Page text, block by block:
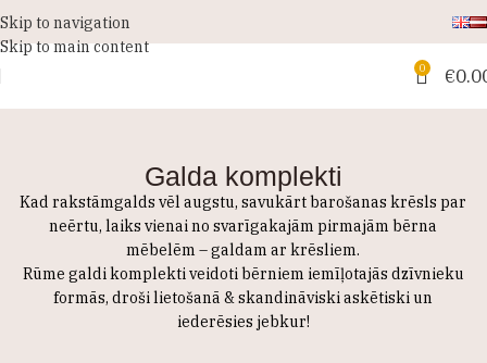
Skip to navigation
Skip to main content
0 €
Galda komplekti
Kad rakstāmgalds vēl augstu, savukārt barošanas krēsls par
neērtu, laiks vienai no svarīgakajām pirmajām bērna
mēbelēm – galdam ar krēsliem.
Rūme galdi komplekti veidoti bērniem iemīļotajās dzīvnieku
formās, droši lietošanā & skandināviski askētiski un
iederēsies jebkur!